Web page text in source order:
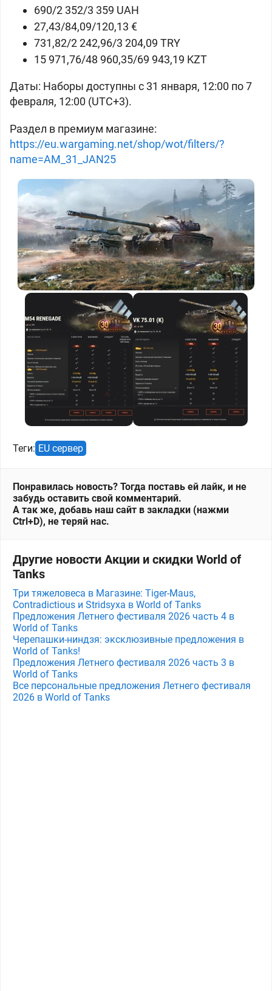
690/2 352/3 359 UAH
27,43/84,09/120,13 €
731,82/2 242,96/3 204,09 TRY
15 971,76/48 960,35/69 943,19 KZT
Даты: Наборы доступны с 31 января, 12:00 по 7
февраля, 12:00 (UTC+3).
Раздел в премиум магазине:
https://eu.wargaming.net/shop/wot/filters/?
name=AM_31_JAN25
Теги: EU сервер
Понравилась новость? Тогда поставь ей лайк, и не
забудь оставить свой комментарий.
А так же, добавь наш сайт в закладки (нажми
Ctrl+D), не теряй нас.
Другие новости Акции и скидки World of
Tanks
Три тяжеловеса в Магазине: Tiger-Maus,
Contradictious и Stridsyxa в World of Tanks
Предложения Летнего фестиваля 2026 часть 4 в
World of Tanks
Черепашки-ниндзя: эксклюзивные предложения в
World of Tanks!
Предложения Летнего фестиваля 2026 часть 3 в
World of Tanks
Все персональные предложения Летнего фестиваля
2026 в World of Tanks